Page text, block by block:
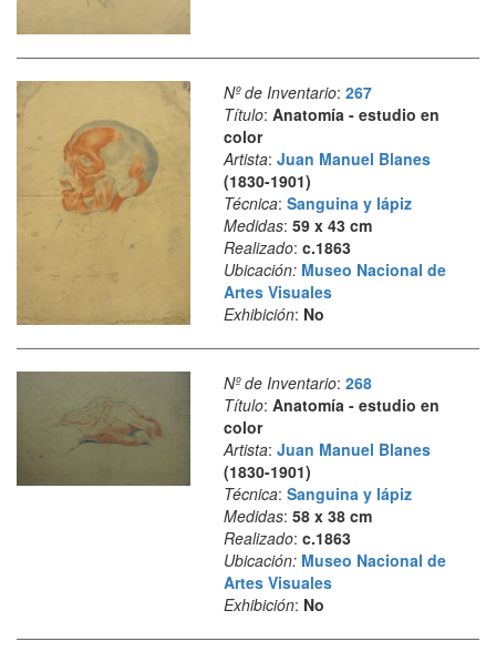
Nº de Inventario: 267
Título: Anatomía - estudio en
color
Artista: Juan Manuel Blanes
(1830-1901)
Técnica: Sanguina y lápiz
Medidas: 59 x 43 cm
Realizado: c.1863
Ubicación: Museo Nacional de
Artes Visuales
Exhibición: No
Nº de Inventario: 268
Título: Anatomía - estudio en
color
Artista: Juan Manuel Blanes
(1830-1901)
Técnica: Sanguina y lápiz
Medidas: 58 x 38 cm
Realizado: c.1863
Ubicación: Museo Nacional de
Artes Visuales
Exhibición: No